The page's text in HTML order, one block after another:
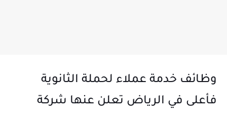
وظائف خدمة عملاء لحملة الثانوية
فأعلى في الرياض تعلن عنها شركة